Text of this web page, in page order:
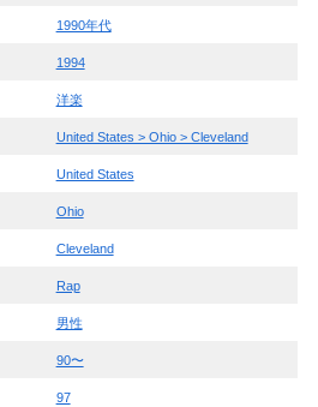
1990年代
1994
洋楽
United States > Ohio > Cleveland
United States
Ohio
Cleveland
Rap
男性
90〜
97